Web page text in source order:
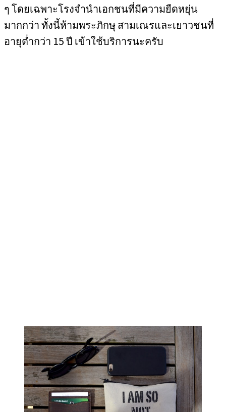
ๆ โดยเฉพาะโรงจำนำเอกชนที่มีความยืดหยุ่น
มากกว่า ทั้งนี้ห้ามพระภิกษุ สามเณรและเยาวชนที่
อายุต่ำกว่า 15 ปี เข้าใช้บริการนะครับ